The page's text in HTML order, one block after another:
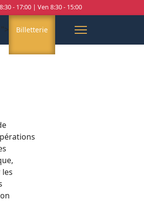
- 17:00 | Ven 8:30 - 15:00
"> Billetterie